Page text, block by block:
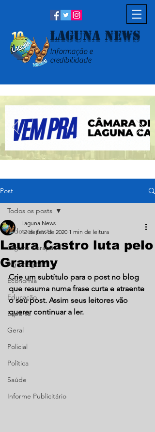
Laguna News
Informação e
credibilidade
Post
Todos os posts
Laguna Carapã
Agronegócio
Economia
Educação
Esporte
Geral
Policial
Política
Saúde
Informe Publicitário
Todos os posts
Laura Castro luta pelo
Grammy
Laguna News
12 de fev. de 2020 1 min de leitura
Crie um subtítulo para o post no blog
que resuma numa frase curta e atraente
o seu post. Assim seus leitores vão
querer continuar a ler.